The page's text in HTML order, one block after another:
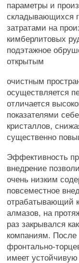
параметры и
складывающихся
затратами на
кимберлитовых
подэтажное
открытым
очистным
осуществляется
отличается
показателями
кристаллов,
существенно
Эффективность
внедрение
очень низким
повсеместное
отрабатывающий
алмазов, на
раз закрывался
компаниям. После
фронтально-
имеет устойчивую